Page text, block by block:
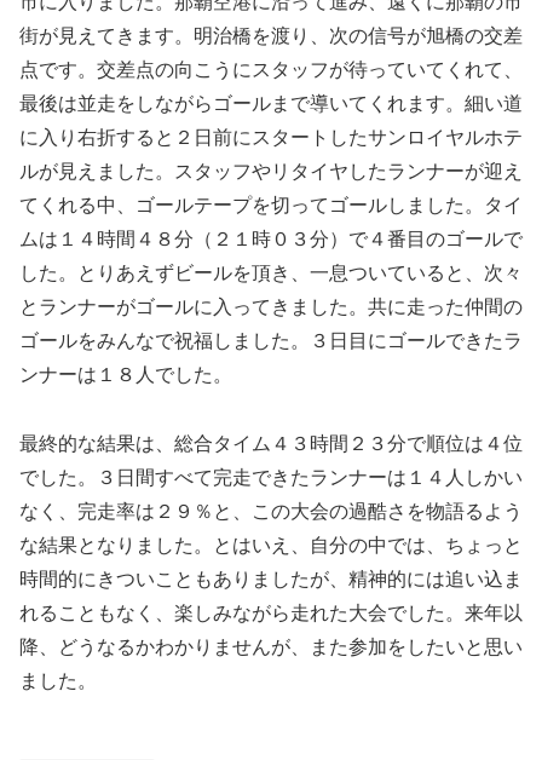
街が見えてきます。明治橋を渡り、次の信号が旭橋の交差
点です。交差点の向こうにスタッフが待っていてくれて、
最後は並走をしながらゴールまで導いてくれます。細い道
に入り右折すると２日前にスタートしたサンロイヤルホテ
ルが見えました。スタッフやリタイヤしたランナーが迎え
てくれる中、ゴールテープを切ってゴールしました。タイ
ムは１４時間４８分（２１時０３分）で４番目のゴールで
した。とりあえずビールを頂き、一息ついていると、次々
とランナーがゴールに入ってきました。共に走った仲間の
ゴールをみんなで祝福しました。３日目にゴールできたラ
ンナーは１８人でした。
最終的な結果は、総合タイム４３時間２３分で順位は４位
でした。３日間すべて完走できたランナーは１４人しかい
なく、完走率は２９％と、この大会の過酷さを物語るよう
な結果となりました。とはいえ、自分の中では、ちょっと
時間的にきついこともありましたが、精神的には追い込ま
れることもなく、楽しみながら走れた大会でした。来年以
降、どうなるかわかりませんが、また参加をしたいと思い
ました。